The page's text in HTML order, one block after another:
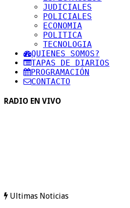
JUDICIALES
POLICIALES
ECONOMIA
POLITICA
TECNOLOGIA
QUIENES SOMOS?
TAPAS DE DIARIOS
PROGRAMACIÓN
CONTACTO
RADIO EN VIVO
Ultimas Noticias